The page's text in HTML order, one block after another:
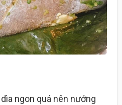
ngon quá nên nướng